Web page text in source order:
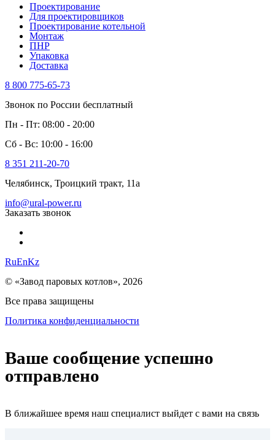
Проектирование
Для проектировщиков
Проектирование котельной
Монтаж
ПНР
Упаковка
Доставка
8 800 775-65-73
Звонок по России бесплатный
Пн - Пт: 08:00 - 20:00
Сб - Вс: 10:00 - 16:00
8 351 211-20-70
Челябинск, Троицкий тракт, 11а
info@ural-power.ru
Заказать звонок
RuEnKz
© «Завод паровых котлов», 2026
Все права защищены
Политика конфиденциальности
Ваше сообщение успешно
отправлено
В ближайшее время наш специалист выйдет с вами на связь